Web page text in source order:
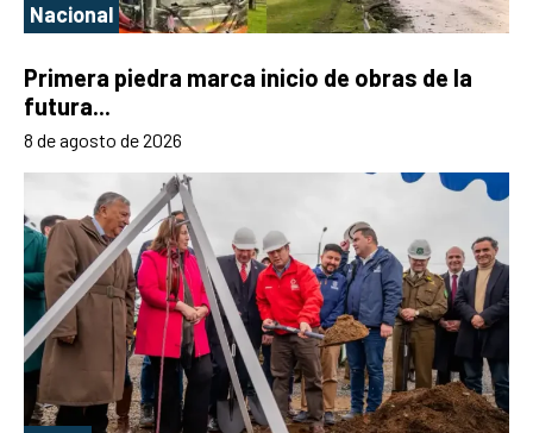
Nacional
Primera piedra marca inicio de obras de la
futura...
8 de agosto de 2026